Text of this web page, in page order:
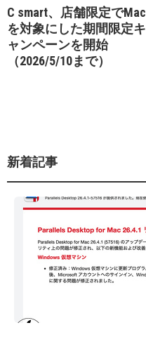
C smart、店舗限定でMac
を対象にした期間限定キ
ャンペーンを開始
（2026/5/10まで）
新着記事